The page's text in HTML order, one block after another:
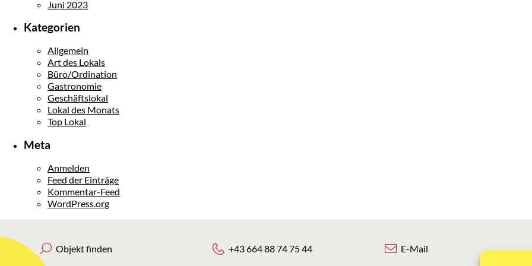
Juni 2023
Kategorien
Allgemein
Art des Lokals
Büro/Ordination
Gastronomie
Geschäftslokal
Lokal des Monats
Top Lokal
Meta
Anmelden
Feed der Einträge
Kommentar-Feed
WordPress.org
Objekt finden +43 664 88 74 75 44 E-Mail